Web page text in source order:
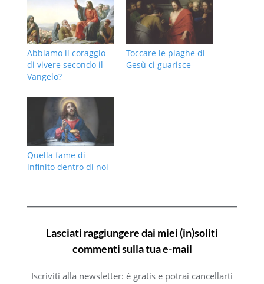
Abbiamo il coraggio
di vivere secondo il
Vangelo?
Toccare le piaghe di
Gesù ci guarisce
Quella fame di
infinito dentro di noi
Lasciati raggiungere dai miei (in)soliti
commenti sulla tua e-mail
Iscriviti alla newsletter: è gratis e potrai cancellarti